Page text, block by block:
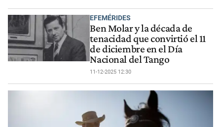
EFEMÉRIDES
Ben Molar y la década de
tenacidad que convirtió el 11
de diciembre en el Día
Nacional del Tango
11-12-2025 12:30